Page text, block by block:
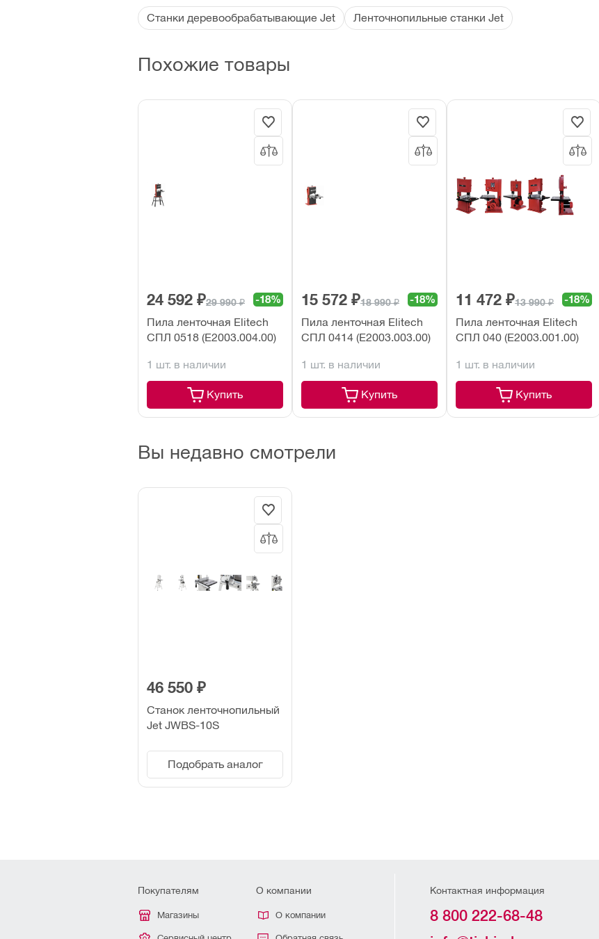
Станки деревообрабатывающие Jet Ленточнопильные станки Jet
Похожие товары
24 592 ₽29 990 ₽
-18%
Пила ленточная Elitech
СПЛ 0518 (E2003.004.00)
1 шт. в наличии
Купить
15 572 ₽18 990 ₽
-18%
Пила ленточная Elitech
СПЛ 0414 (E2003.003.00)
1 шт. в наличии
Купить
11 472 ₽13 990 ₽
-18%
Пила ленточная Elitech
СПЛ 040 (E2003.001.00)
1 шт. в наличии
Купить
Вы недавно смотрели
46 550 ₽
Станок ленточнопильный
Jet JWBS-10S
Подобрать аналог
Покупателям
Магазины
О компании
О компании
Контактная информация
8 800 222-68-48